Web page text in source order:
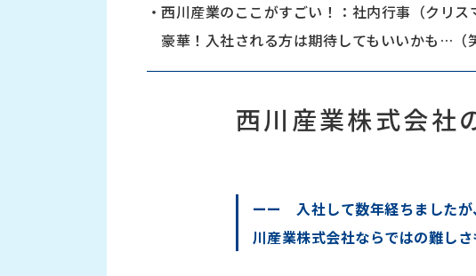
・西川産業のここがすごい！：社内行事（クリ
豪華！入社される方は期待してもいいかも…（
西川産業株式会社
ーー 入社して数年経ちましたが
川産業株式会社ならではの難しさ